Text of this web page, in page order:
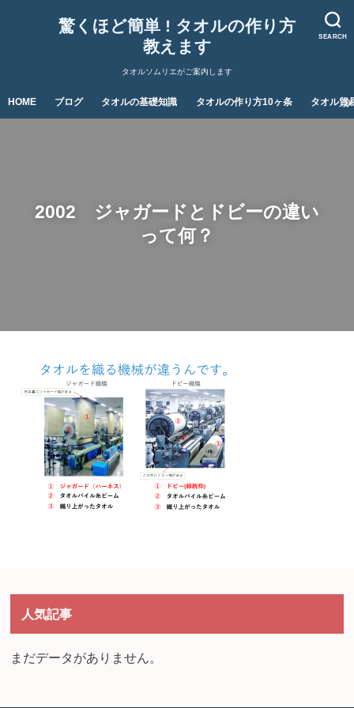
SEARCH
驚くほど簡単 ! タオルの作り方
教えます
タオルソムリエがご案内します
HOME ブログ タオルの基礎知識 タオルの作り方10ヶ条 タオル貿
2002 ジャガードとドビーの違い
って何？
人気記事
まだデータがありません。